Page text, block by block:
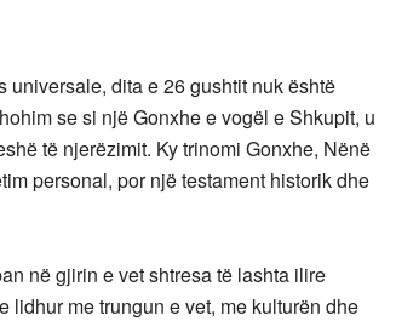
universale, dita e 26 gushtit nuk është
se si një Gonxhe e vogël e Shkupit, u
të njerëzimit. Ky trinomi Gonxhe, Nënë
personal, por një testament historik dhe
në gjirin e vet shtresa të lashta ilire
lidhur me trungun e vet, me kulturën dhe